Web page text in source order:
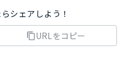
シェアしよう！
URLをコピー